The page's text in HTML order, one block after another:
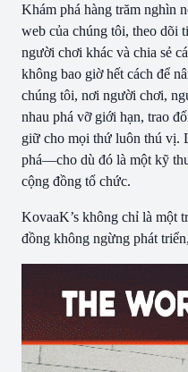
Khám phá hàng trăm nghìn
web của chúng tôi, theo dõi
người chơi khác và chia sẻ
không bao giờ hết cách để
chúng tôi, nơi người chơi,
nhau phá vỡ giới hạn, trao
giữ cho mọi thứ luôn thú vị.
phá—cho dù đó là một kỹ
cộng đồng tổ chức.
KovaaK’s không chỉ là một
đồng không ngừng phát